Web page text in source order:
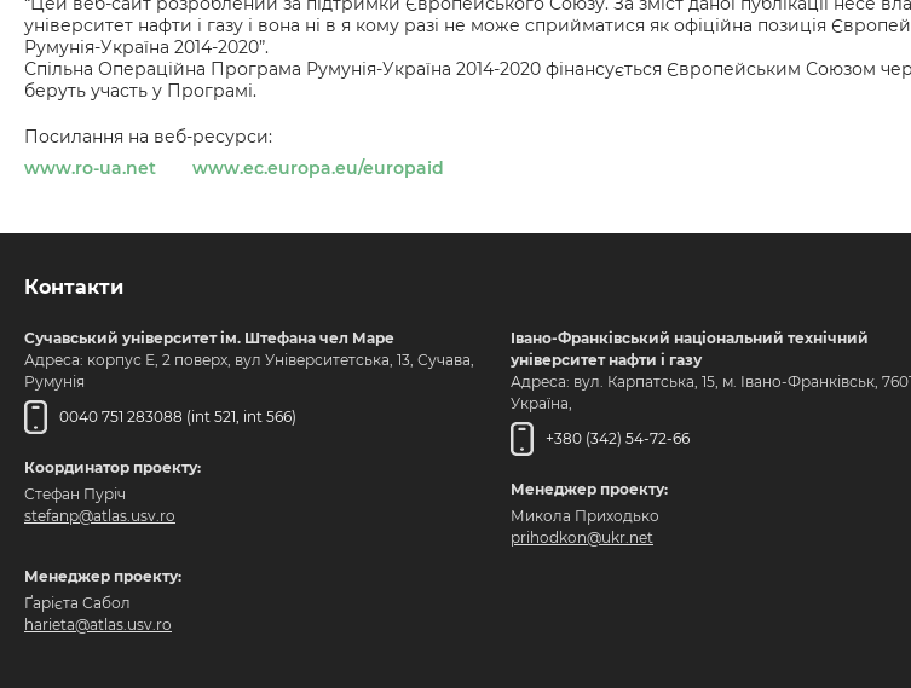
університет нафти і газу і вона ні в я кому разі не може сприйматися як офіційна позиція
Румунія-Україна 2014-2020”.
Спільна Операційна Програма Румунія-Україна 2014-2020 фінансується Європейським Союзом
беруть участь у Програмі.
Посилання на веб-ресурси:
www.ro-ua.net
www.ec.europa.eu/europaid
Контакти
Сучавський університет ім. Штефана чел Маре
Адреса: корпус Е, 2 поверх, вул Університетська, 13, Сучава,
Румунія
0040 751 283088 (int 521, int 566)
Координатор проекту:
Стефан Пуріч
stefanp@atlas.usv.ro
Менеджер проекту:
Ґарієта Сабол
harieta@atlas.usv.ro
Івано-Франківський національний технічний
університет нафти і газу
Адреса: вул. Карпатська, 15, м. Івано-Франківськ,
Україна,
+380 (342) 54-72-66
Менеджер проекту:
Микола Приходько
prihodkon@ukr.net